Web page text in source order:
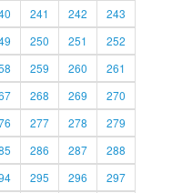
241 242
243
250 251
252
259 260
261
268 269
270
277 278
279
286 287
288
295 296 297